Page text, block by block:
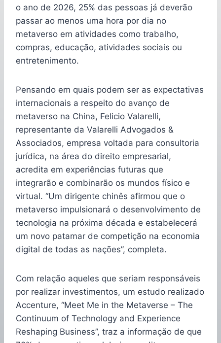
o ano de 2026, 25% das pessoas já deverão
passar ao menos uma hora por dia no
metaverso em atividades como trabalho,
compras, educação, atividades sociais ou
entretenimento.
Pensando em quais podem ser as expectativas
internacionais a respeito do avanço de
metaverso na China, Felicio Valarelli,
representante da Valarelli Advogados &
Associados, empresa voltada para consultoria
jurídica, na área do direito empresarial,
acredita em experiências futuras que
integrarão e combinarão os mundos físico e
virtual. “Um dirigente chinês afirmou que o
metaverso impulsionará o desenvolvimento de
tecnologia na próxima década e estabelecerá
um novo patamar de competição na economia
digital de todas as nações”, completa.
Com relação aqueles que seriam responsáveis
por realizar investimentos, um estudo realizado
Accenture, “Meet Me in the Metaverse – The
Continuum of Technology and Experience
Reshaping Business”, traz a informação de que